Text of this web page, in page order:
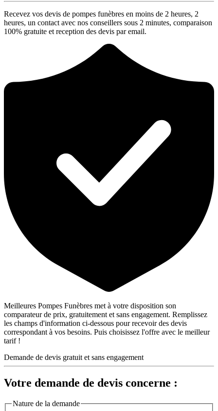
Recevez vos devis de pompes funèbres en moins de 2 heures, 2
heures, un contact avec nos conseillers sous 2 minutes, comparaison
100% gratuite et reception des devis par email.
Meilleures Pompes Funèbres met à votre disposition son
comparateur de prix, gratuitement et sans engagement. Remplissez
les champs d'information ci-dessous pour recevoir des devis
correspondant à vos besoins. Puis choisissez l'offre avec le meilleur
tarif !
Demande de devis gratuit et sans engagement
Votre demande de devis concerne :
Nature de la demande